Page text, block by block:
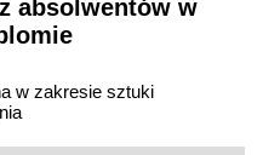
absolwentów w
w zakresie sztuki